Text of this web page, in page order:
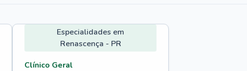
Especialidades em
Renascença - PR
Clínico Geral